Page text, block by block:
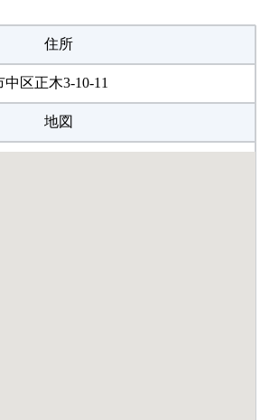
所で設備も整っていて入りづらい雰囲
通くらいの値段だと思います。 ジュニ
住所
区正木3-10-11
地図